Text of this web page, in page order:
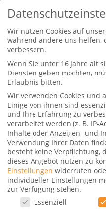
22 Stunden
der First
Gepostet vonDominik
|
Wir nutzen Cookies auf
während andere uns helfen,
verbessern.
Wenn Sie unter 16 Jahre alt
Diensten geben möchten,
Erlaubnis bitten.
Wir verwenden Cookies und
Einige von ihnen sind
und Ihre Erfahrung zu
verarbeitet werden (z. B. IP-
Inhalte oder Anzeigen- und
Verwendung Ihrer Daten
besteht keine Verpflichtung,
dieses Angebot nutzen zu
Einstellungen widerrufen
individueller Einstellungen
zur Verfügung stehen.
Datenschutzeinstellungen
Essenziell